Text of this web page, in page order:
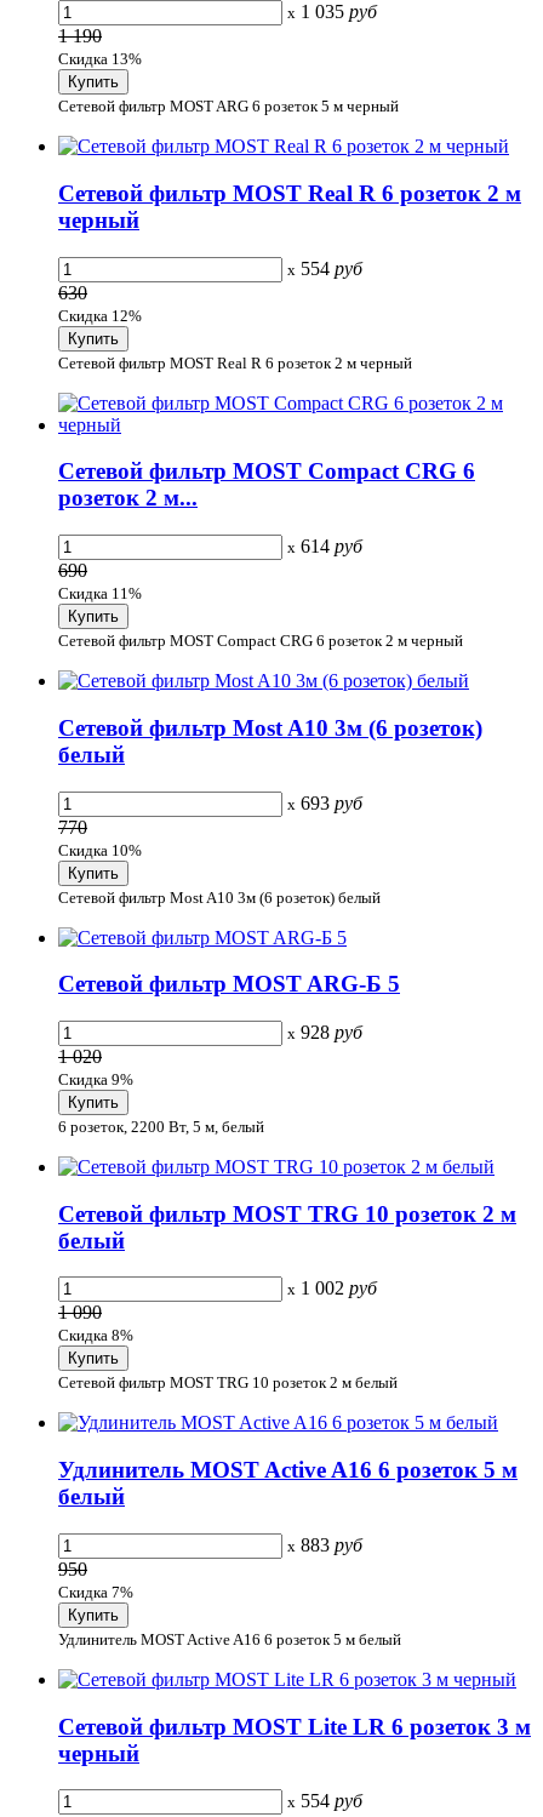
x 1 035 руб
1 190
Скидка 13%
Сетевой фильтр MOST ARG 6 розеток 5 м черный
Сетевой фильтр MOST Real R 6 розеток 2 м
черный
x 554 руб
630
Скидка 12%
Сетевой фильтр MOST Real R 6 розеток 2 м черный
Сетевой фильтр MOST Compact СRG 6
розеток 2 м...
x 614 руб
690
Скидка 11%
Сетевой фильтр MOST Compact СRG 6 розеток 2 м черный
Сетевой фильтр Most A10 3м (6 розеток)
белый
x 693 руб
770
Скидка 10%
Сетевой фильтр Most A10 3м (6 розеток) белый
Сетевой фильтр MOST ARG-Б 5
x 928 руб
1 020
Скидка 9%
6 розеток, 2200 Вт, 5 м, белый
Сетевой фильтр MOST TRG 10 розеток 2 м
белый
x 1 002 руб
1 090
Скидка 8%
Сетевой фильтр MOST TRG 10 розеток 2 м белый
Удлинитель MOST Active A16 6 розеток 5 м
белый
x 883 руб
950
Скидка 7%
Удлинитель MOST Active A16 6 розеток 5 м белый
Сетевой фильтр MOST Lite LR 6 розеток 3 м
черный
x 554 руб